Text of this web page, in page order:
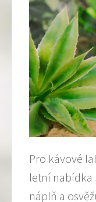
Pro kávové
letní nabídka
náplň a